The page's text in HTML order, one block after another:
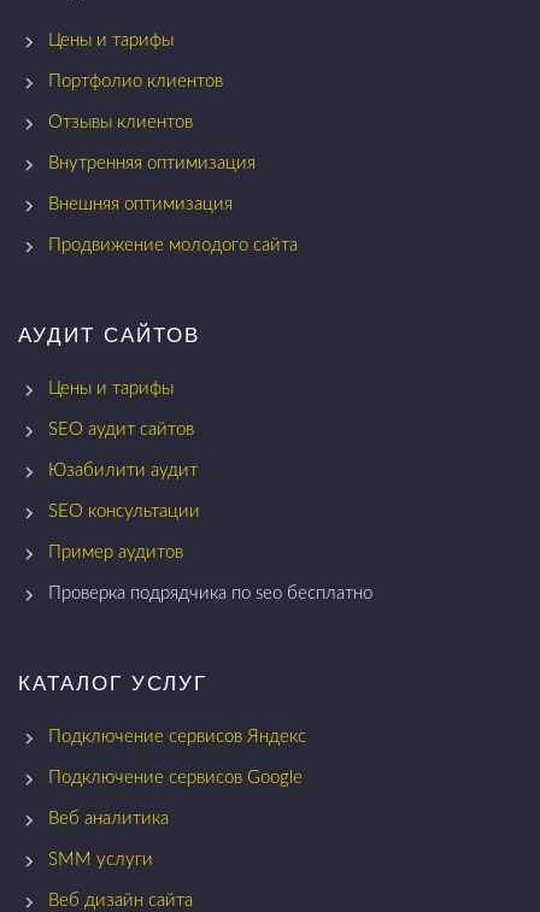
Цены и тарифы
Портфолио клиентов
Отзывы клиентов
Внутренняя оптимизация
Внешняя оптимизация
Продвижение молодого сайта
АУДИТ САЙТОВ
Цены и тарифы
SEO аудит сайтов
Юзабилити аудит
SEO консультации
Пример аудитов
Проверка подрядчика по seo бесплатно
КАТАЛОГ УСЛУГ
Подключение сервисов Яндекс
Подключение сервисов Google
Веб аналитика
SMM услуги
Веб дизайн сайта